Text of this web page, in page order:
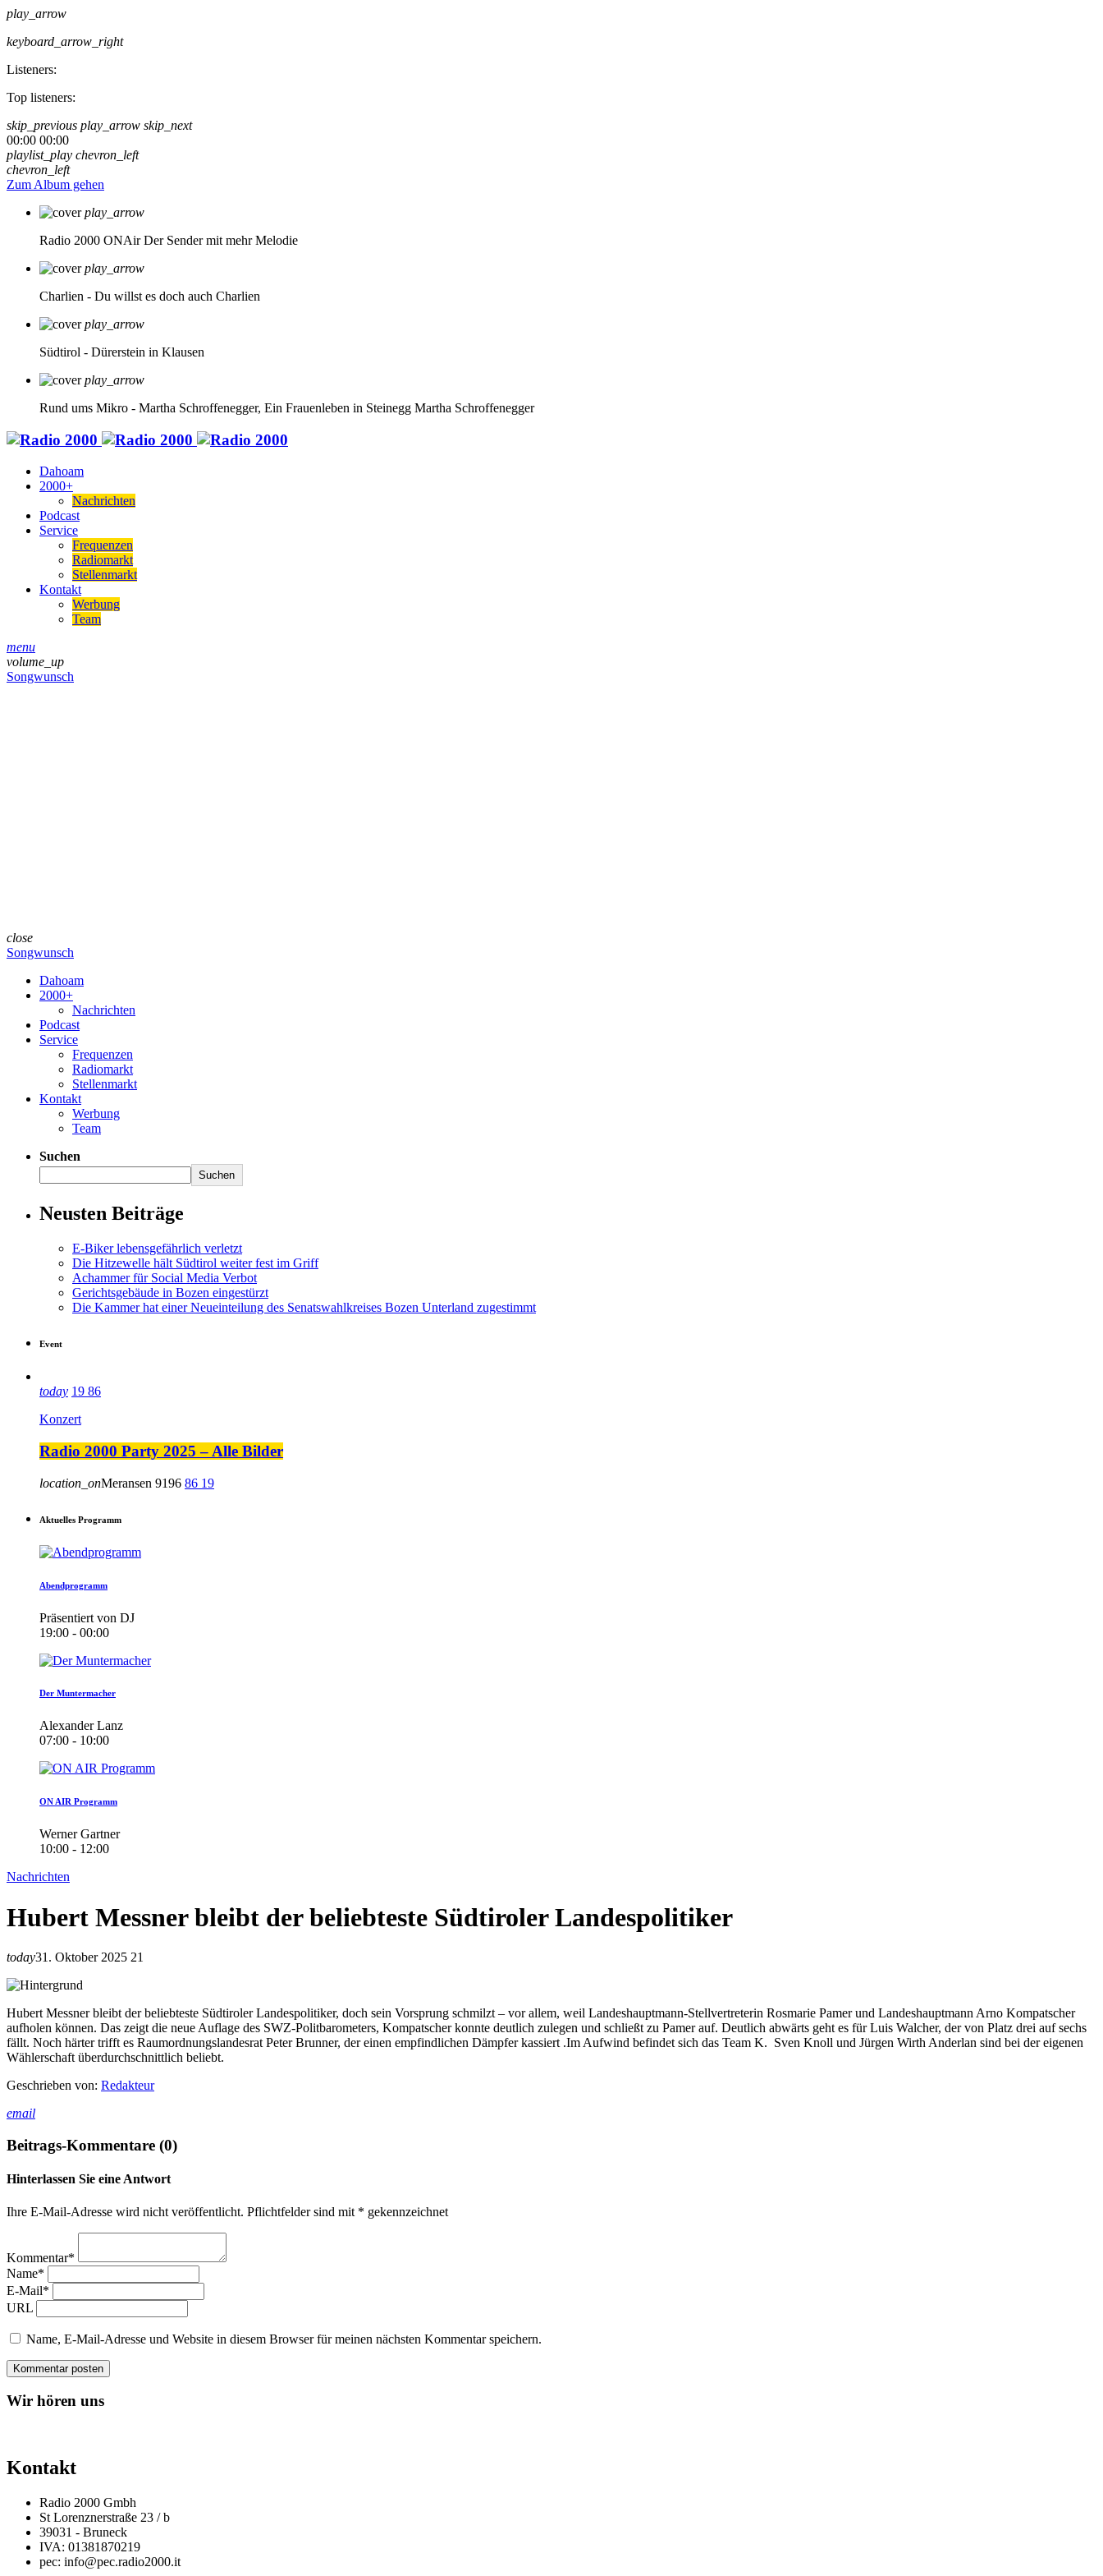
play_arrow
keyboard_arrow_right
Listeners:
Top listeners:
skip_previous play_arrow skip_next
00:00 00:00
playlist_play chevron_left
chevron_left
Zum Album gehen
play_arrow
Radio 2000 ONAir Der Sender mit mehr Melodie
play_arrow
Charlien - Du willst es doch auch Charlien
play_arrow
Südtirol - Dürerstein in Klausen
play_arrow
Rund ums Mikro - Martha Schroffenegger, Ein Frauenleben in Steinegg Martha Schroffenegger
Dahoam
2000+
Nachrichten
Podcast
Service
Frequenzen
Radiomarkt
Stellenmarkt
Kontakt
Werbung
Team
menu
volume_up
Songwunsch
close
Songwunsch
Dahoam
2000+
Nachrichten
Podcast
Service
Frequenzen
Radiomarkt
Stellenmarkt
Kontakt
Werbung
Team
Suchen
Suchen
Neusten Beiträge
E-Biker lebensgefährlich verletzt
Die Hitzewelle hält Südtirol weiter fest im Griff
Achammer für Social Media Verbot
Gerichtsgebäude in Bozen eingestürzt
Die Kammer hat einer Neueinteilung des Senatswahlkreises Bozen Unterland zugestimmt
Event
today 19 86
Konzert
Radio 2000 Party 2025 – Alle Bilder
location_onMeransen 9196 86 19
Aktuelles Programm
Abendprogramm
Präsentiert von DJ
19:00 - 00:00
Der Muntermacher
Alexander Lanz
07:00 - 10:00
ON AIR Programm
Werner Gartner
10:00 - 12:00
Nachrichten
Hubert Messner bleibt der beliebteste Südtiroler Landespolitiker
today31. Oktober 2025 21
Hubert Messner bleibt der beliebteste Südtiroler Landespolitiker, doch sein Vorsprung schmilzt – vor allem, weil Landeshauptmann-Stellvertreterin Rosmarie Pamer und Landeshauptmann Arno Kompatscher
aufholen können. Das zeigt die neue Auflage des SWZ-Politbarometers, Kompatscher konnte deutlich zulegen und schließt zu Pamer auf. Deutlich abwärts geht es für Luis Walcher, der von Platz drei auf sechs
fällt. Noch härter trifft es Raumordnungslandesrat Peter Brunner, der einen empfindlichen Dämpfer kassiert .Im Aufwind befindet sich das Team K. Sven Knoll und Jürgen Wirth Anderlan sind bei der eigenen
Wählerschaft überdurchschnittlich beliebt.
Geschrieben von: Redakteur
email
Beitrags-Kommentare (0)
Hinterlassen Sie eine Antwort
Ihre E-Mail-Adresse wird nicht veröffentlicht. Pflichtfelder sind mit * gekennzeichnet
Kommentar*
Name*
E-Mail*
URL
Name, E-Mail-Adresse und Website in diesem Browser für meinen nächsten Kommentar speichern.
Wir hören uns
Kontakt
Radio 2000 Gmbh
St Lorenznerstraße 23 / b
39031 - Bruneck
IVA: 01381870219
pec: info@pec.radio2000.it